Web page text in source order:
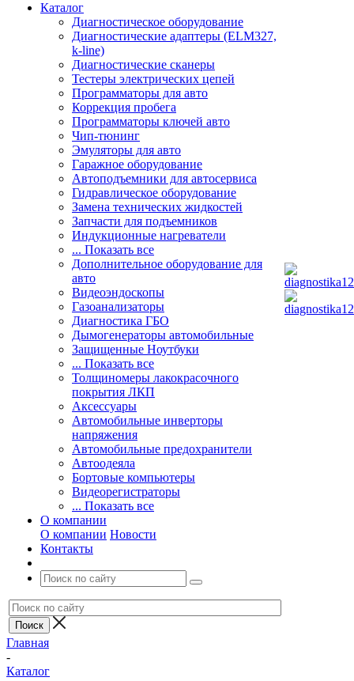
Каталог
Диагностическое оборудование
Диагностические адаптеры (ELM327,
k-line)
Диагностические сканеры
Тестеры электрических цепей
Программаторы для авто
Коррекция пробега
Программаторы ключей авто
Чип-тюнинг
Эмуляторы для авто
Гаражное оборудование
Автоподъемники для автосервиса
Гидравлическое оборудование
Замена технических жидкостей
Запчасти для подъемников
Индукционные нагреватели
... Показать все
Дополнительное оборудование для
авто
Видеоэндоскопы
Газоанализаторы
Диагностика ГБО
Дымогенераторы автомобильные
Защищенные Ноутбуки
... Показать все
Толщиномеры лакокрасочного
покрытия ЛКП
Аксессуары
Автомобильные инверторы
напряжения
Автомобильные предохранители
Автоодеяла
Бортовые компьютеры
Видеорегистраторы
... Показать все
О компании
О компании Новости
Контакты
Главная
-
Каталог